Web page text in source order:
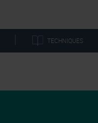
TECHNIQUES